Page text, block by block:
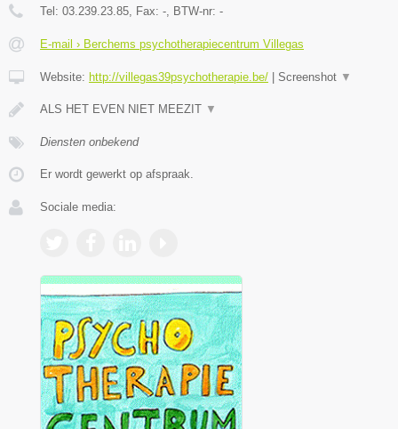
Tel: 03.239.23.85, Fax: -, BTW-nr: -
E-mail › Berchems psychotherapiecentrum Villegas
Website: http://villegas39psychotherapie.be/ Screenshot ▼
ALS HET EVEN NIET MEEZIT ▼
Diensten onbekend
Er wordt gewerkt op afspraak.
Sociale media: